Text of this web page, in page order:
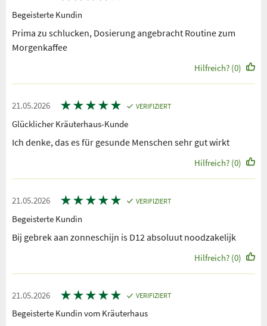
Begeisterte Kundin
Prima zu schlucken, Dosierung angebracht Routine zum
Morgenkaffee
Hilfreich? (0)
21.05.2026 ★★★★★ VERIFIZIERT
Glücklicher Kräuterhaus-Kunde
Ich denke, das es für gesunde Menschen sehr gut wirkt
Hilfreich? (0)
21.05.2026 ★★★★★ VERIFIZIERT
Begeisterte Kundin
Bij gebrek aan zonneschijn is D12 absoluut noodzakelijk
Hilfreich? (0)
21.05.2026 ★★★★★ VERIFIZIERT
Begeisterte Kundin vom Kräuterhaus